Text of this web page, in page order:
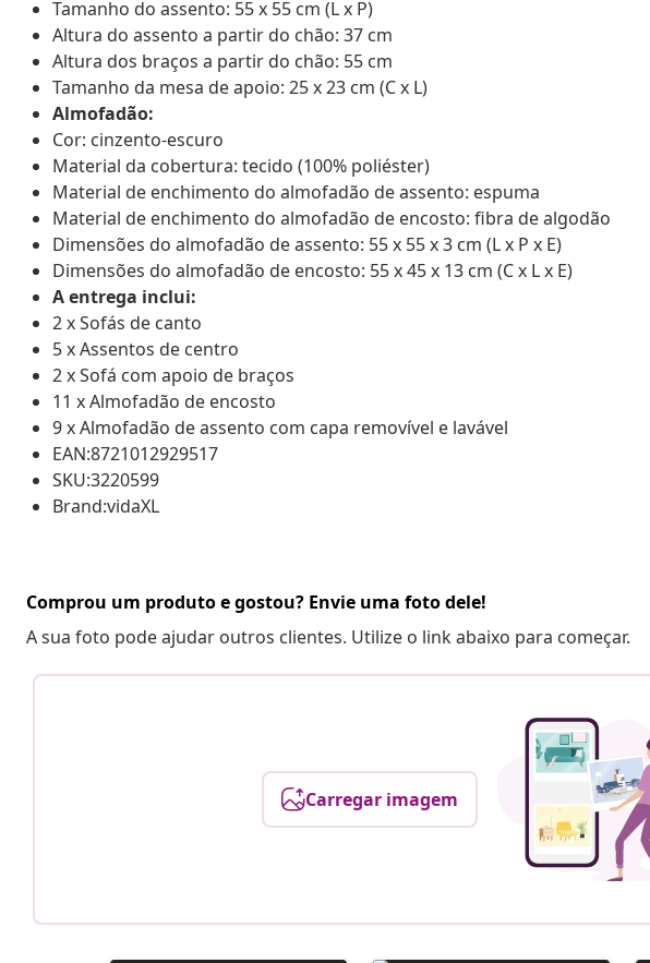
Tamanho do assento: 55 x 55 cm (L x P)
Altura do assento a partir do chão: 37 cm
Altura dos braços a partir do chão: 55 cm
Tamanho da mesa de apoio: 25 x 23 cm (C x L)
Almofadão:
Cor: cinzento-escuro
Material da cobertura: tecido (100% poliéster)
Material de enchimento do almofadão de assento: espuma
Material de enchimento do almofadão de encosto: fibra de algodão
Dimensões do almofadão de assento: 55 x 55 x 3 cm (L x P x E)
Dimensões do almofadão de encosto: 55 x 45 x 13 cm (C x L x E)
A entrega inclui:
2 x Sofás de canto
5 x Assentos de centro
2 x Sofá com apoio de braços
11 x Almofadão de encosto
9 x Almofadão de assento com capa removível e lavável
EAN:8721012929517
SKU:3220599
Brand:vidaXL
Comprou um produto e gostou? Envie uma foto dele!
A sua foto pode ajudar outros clientes. Utilize o link abaixo para começar.
Carregar imagem